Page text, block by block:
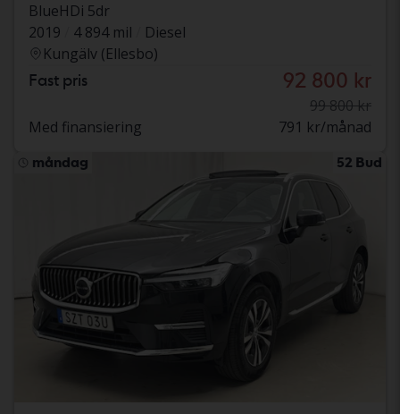
BlueHDi 5dr
2019
4 894 mil
Diesel
Kungälv (Ellesbo)
Fast pris 92 800 kr
99 800 kr
Med finansiering
791 kr/månad
måndag 52 Bud